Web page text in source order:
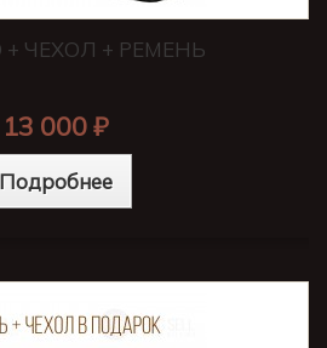
+ ЧЕХОЛ + РЕМЕНЬ
13 000 ₽
Подробнее